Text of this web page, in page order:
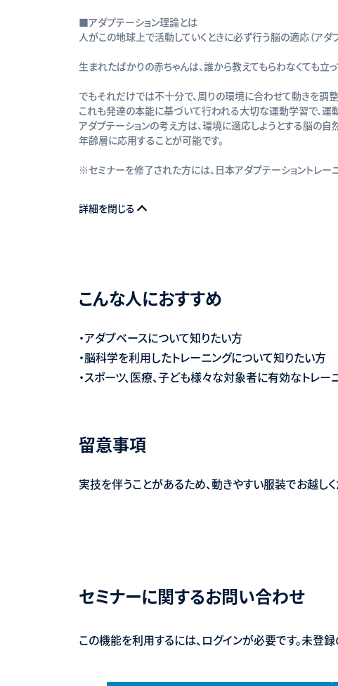
■アダプテーション理論とは
人がこの地球上で活動していくときに必ず行う脳の適応（アダ
生まれたばかりの赤ちゃんは、誰から教えてもらわなくても立
でもそれだけでは不十分で、周りの環境に合わせて動きを調
これも発達の本能に基づいて行われる大切な運動学習で、運
アダプテーションの考え方は、環境に適応しようとする脳の
年齢層に応用することが可能です。
※セミナーを修了された方には、日本アダプテーショントレー
詳細を閉じる
こんな人におすすめ
・アダプベースについて知りたい方
・脳科学を利用したトレーニングについて知りたい方
・スポーツ、医療、子ども様々な対象者に有効なトレ
留意事項
実技を伴うことがあるため、動きやすい服装でお越しく
セミナーに関するお問い合わせ
この機能を利用するには、ログインが必要です。未登